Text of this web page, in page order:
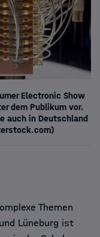
Electronic Show
dem Publikum vor.
auch in Deutschland
Themen
Lüneburg ist